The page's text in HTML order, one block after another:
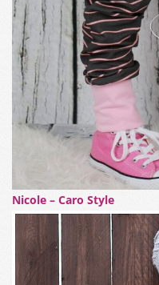
Nicole – Caro Style